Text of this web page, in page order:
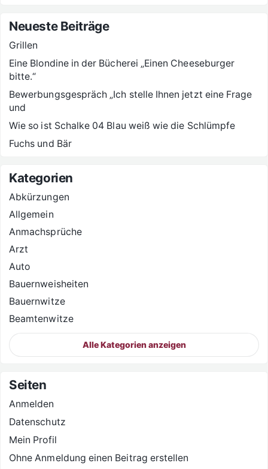
Neueste Beiträge
Grillen
Eine Blondine in der Bücherei „Einen Cheeseburger
bitte.“
Bewerbungsgespräch „Ich stelle Ihnen jetzt eine Frage
und
Wie so ist Schalke 04 Blau weiß wie die Schlümpfe
Fuchs und Bär
Kategorien
Abkürzungen
Allgemein
Anmachsprüche
Arzt
Auto
Bauernweisheiten
Bauernwitze
Beamtenwitze
Alle Kategorien anzeigen
Seiten
Anmelden
Datenschutz
Mein Profil
Ohne Anmeldung einen Beitrag erstellen